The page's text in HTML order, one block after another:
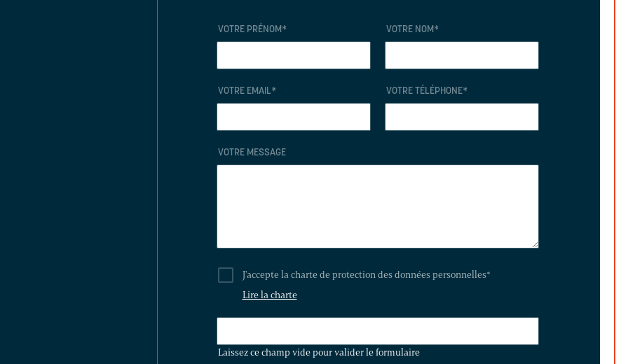
VOTRE PRÉNOM* VOTRE NOM*
VOTRE EMAIL* VOTRE TÉLÉPHONE*
VOTRE MESSAGE
J'accepte la charte de protection des données personnelles*
Lire la charte
CHAMP
Laissez ce champ vide pour valider le formulaire